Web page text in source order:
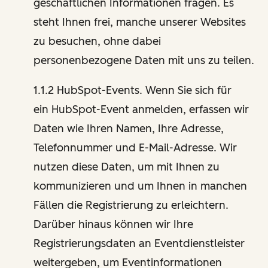
geschäftlichen Informationen fragen. Es
steht Ihnen frei, manche unserer Websites
zu besuchen, ohne dabei
personenbezogene Daten mit uns zu teilen.
1.1.2 HubSpot-Events. Wenn Sie sich für
ein HubSpot-Event anmelden, erfassen wir
Daten wie Ihren Namen, Ihre Adresse,
Telefonnummer und E-Mail-Adresse. Wir
nutzen diese Daten, um mit Ihnen zu
kommunizieren und um Ihnen in manchen
Fällen die Registrierung zu erleichtern.
Darüber hinaus können wir Ihre
Registrierungsdaten an Eventdienstleister
weitergeben, um Eventinformationen